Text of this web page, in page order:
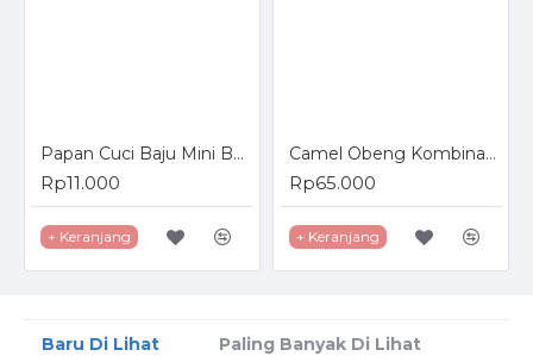
Papan Cuci Baju Mini Bahan Plastik
Rp11.000
+ Keranjang
Camel Obeng Kombinasi Plus Minus 6 Pcs Combination Screwdriver Set
Rp65.000
+ Keranjang
Baru Di Lihat Paling Banyak Di Lihat